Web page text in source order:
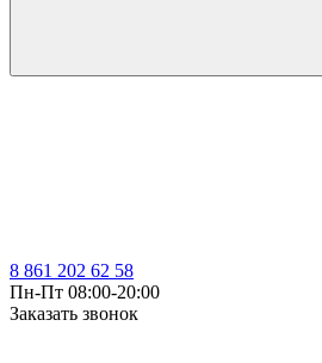
8 861 202 62 58
Пн-Пт 08:00-20:00
Заказать звонок